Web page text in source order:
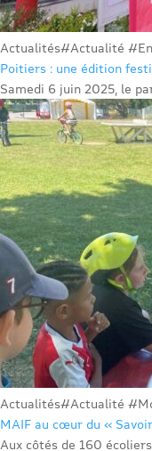
Actualités#Actualité
Poitiers : une édition
Samedi 6 juin 2025, le
Actualités#Actualité
MAIF au cœur du «
Aux côtés de 160